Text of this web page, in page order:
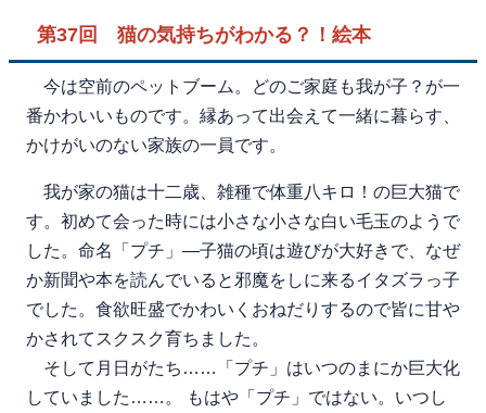
第37回 猫の気持ちがわかる？！絵本
今は空前のペットブーム。どのご家庭も我が子？が一
番かわいいものです。縁あって出会えて一緒に暮らす、
かけがいのない家族の一員です。
我が家の猫は十二歳、雑種で体重八キロ！の巨大猫で
す。初めて会った時には小さな小さな白い毛玉のようで
した。命名「プチ」—子猫の頃は遊びが大好きで、なぜ
か新聞や本を読んでいると邪魔をしに来るイタズラっ子
でした。食欲旺盛でかわいくおねだりするので皆に甘や
かされてスクスク育ちました。
そして月日がたち……「プチ」はいつのまにか巨大化
していました……。 もはや「プチ」ではない。いつし